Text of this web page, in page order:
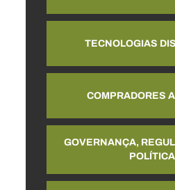
TECNOLOGIAS
COMPRADORES
GOVERNANÇA,